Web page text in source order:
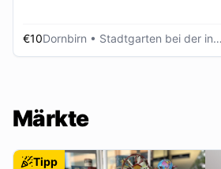
€10Dornbirn • Stadtgarten bei der inatura
Märkte
Tipp